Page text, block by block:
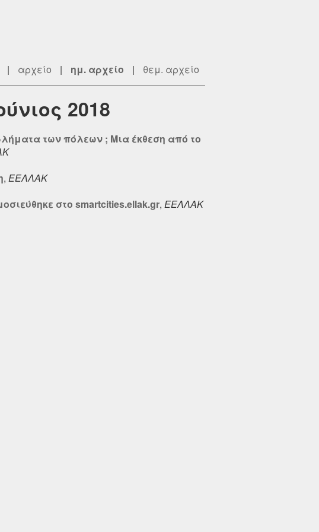
| αρχείο | ημ. αρχείο | θεμ. αρχείο
2018
των πόλεων ; Μια έκθεση από το
, ΕΕΛΛΑΚ
στο smartcities.ellak.gr, ΕΕΛΛΑΚ